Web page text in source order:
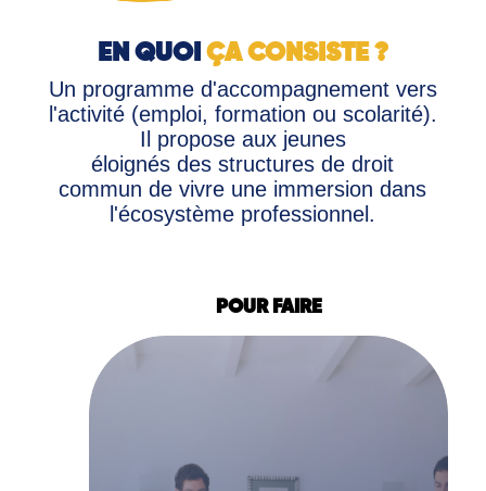
EN QUOI ÇA CONSISTE ?
Un programme d'accompagnement vers
l'activité (emploi, formation ou scolarité).
Il propose aux jeunes
éloignés des structures de droit
commun de vivre une immersion dans
l'écosystème professionnel.
POUR FAIRE